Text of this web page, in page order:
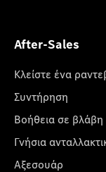
After-Sales
Κλείστε ένα
Συντήρηση
Βοήθεια σε βλάβη
Γνήσια
Αξεσουάρ